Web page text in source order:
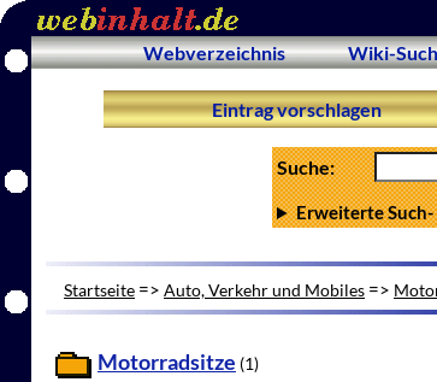
Webverzeichnis Wiki-
Eintrag vorschlagen
Suche:
Erweiterte
Startseite => Auto, Verkehr und Mobiles =>
Motorradsitze (1)